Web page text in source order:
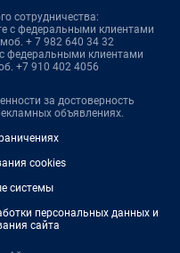
сотрудничества:
с федеральными клиентами
+ 7 982 640 34 32
федеральными клиентами
+7 910 402 4056
за достоверность
объявлениях.
cookies
системы
персональных данных и
сайта